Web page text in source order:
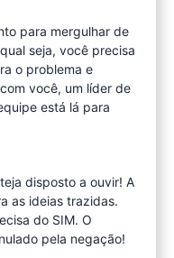
para mergulhar de
seja, você precisa
o problema e
você, um líder de
está lá para
disposto a ouvir! A
as ideias trazidas.
do SIM. O
pela negação!